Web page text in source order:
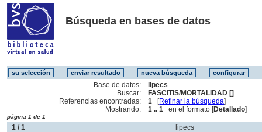
Búsqueda en bases de datos
Base de datos:
lipecs
Buscar:
FASCITIS/MORTALIDAD []
Referencias encontradas:
1 [Refinar la búsqueda]
Mostrando:
1 .. 1 en el formato [Detallado]
página 1 de 1
1 / 1 lipecs